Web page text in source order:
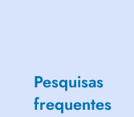
Pesquisas
frequentes